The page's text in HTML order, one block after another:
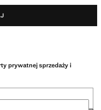
prywatnej sprzedaży i